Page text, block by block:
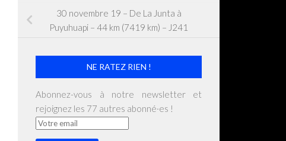
30 novembre 19 – De La Junta à
Puyuhuapi – 44 km (7419 km) – J241
NE RATEZ RIEN !
Abonnez-vous à notre newsletter et
rejoignez les 77 autres abonné·es !